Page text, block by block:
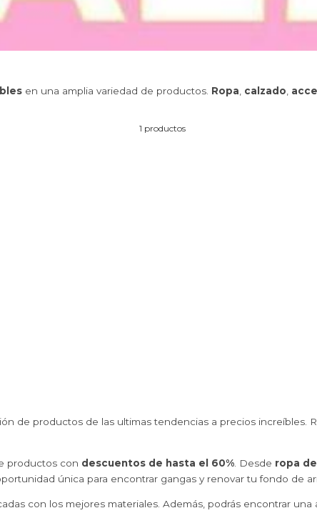
en una amplia variedad de productos. Ropa calzado
1 productos
de productos de las ultimas tendencias a precios increíbles.
productos con descuentos de hasta el 60%. Desde ropa
única para encontrar gangas y renovar tu fondo de
con los mejores materiales. Además, podrás encontrar una